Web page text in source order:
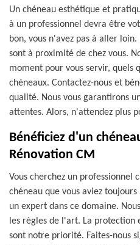
Un chéneau esthétique et
à un professionnel devra être
bon, vous n'avez pas à aller
sont à proximité de chez vous.
moment pour vous servir, quels
chéneaux. Contactez-nous et
qualité. Nous vous garantirons
attentes. Alors, n'attendez plus
Bénéficiez d'un
Rénovation CM
Vous cherchez un professionnel
chéneau que vous aviez
un expert dans ce domaine.
les règles de l'art. La
sont notre priorité. Faites-nous